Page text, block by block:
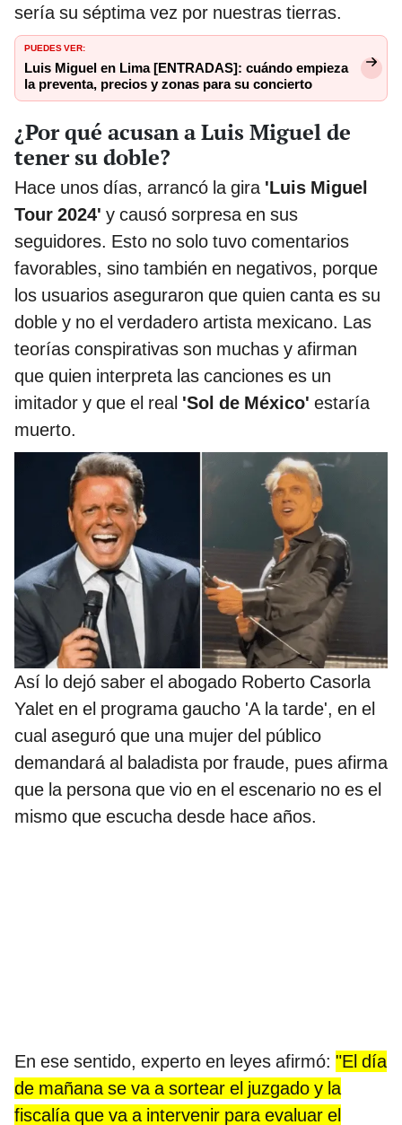
sería su séptima vez por nuestras tierras.
PUEDES VER:
Luis Miguel en Lima [ENTRADAS]: cuándo empieza
la preventa, precios y zonas para su concierto
¿Por qué acusan a Luis Miguel de
tener su doble?
Hace unos días, arrancó la gira 'Luis Miguel
Tour 2024' y causó sorpresa en sus
seguidores. Esto no solo tuvo comentarios
favorables, sino también en negativos, porque
los usuarios aseguraron que quien canta es su
doble y no el verdadero artista mexicano. Las
teorías conspirativas son muchas y afirman
que quien interpreta las canciones es un
imitador y que el real 'Sol de México' estaría
muerto.
Así lo dejó saber el abogado Roberto Casorla
Yalet en el programa gaucho 'A la tarde', en el
cual aseguró que una mujer del público
demandará al baladista por fraude, pues afirma
que la persona que vio en el escenario no es el
mismo que escucha desde hace años.
En ese sentido, experto en leyes afirmó: "El día
de mañana se va a sortear el juzgado y la
fiscalía que va a intervenir para evaluar el